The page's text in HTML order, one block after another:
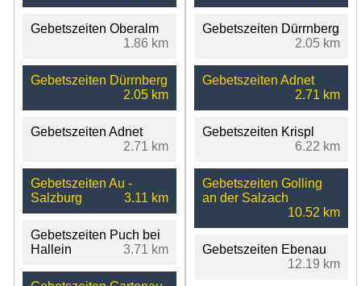
Gebetszeiten Oberalm
1.86 km
Gebetszeiten Dürrnberg
2.05 km
Gebetszeiten Adnet
2.71 km
Gebetszeiten Au -
Salzburg
3.11 km
Gebetszeiten Puch bei
Hallein
3.71 km
Gebetszeiten Dürrnberg
2.05 km
Gebetszeiten Adnet
2.71 km
Gebetszeiten Krispl
6.22 km
Gebetszeiten Golling
an der Salzach
10.52 km
Gebetszeiten Ebenau
12.19 km